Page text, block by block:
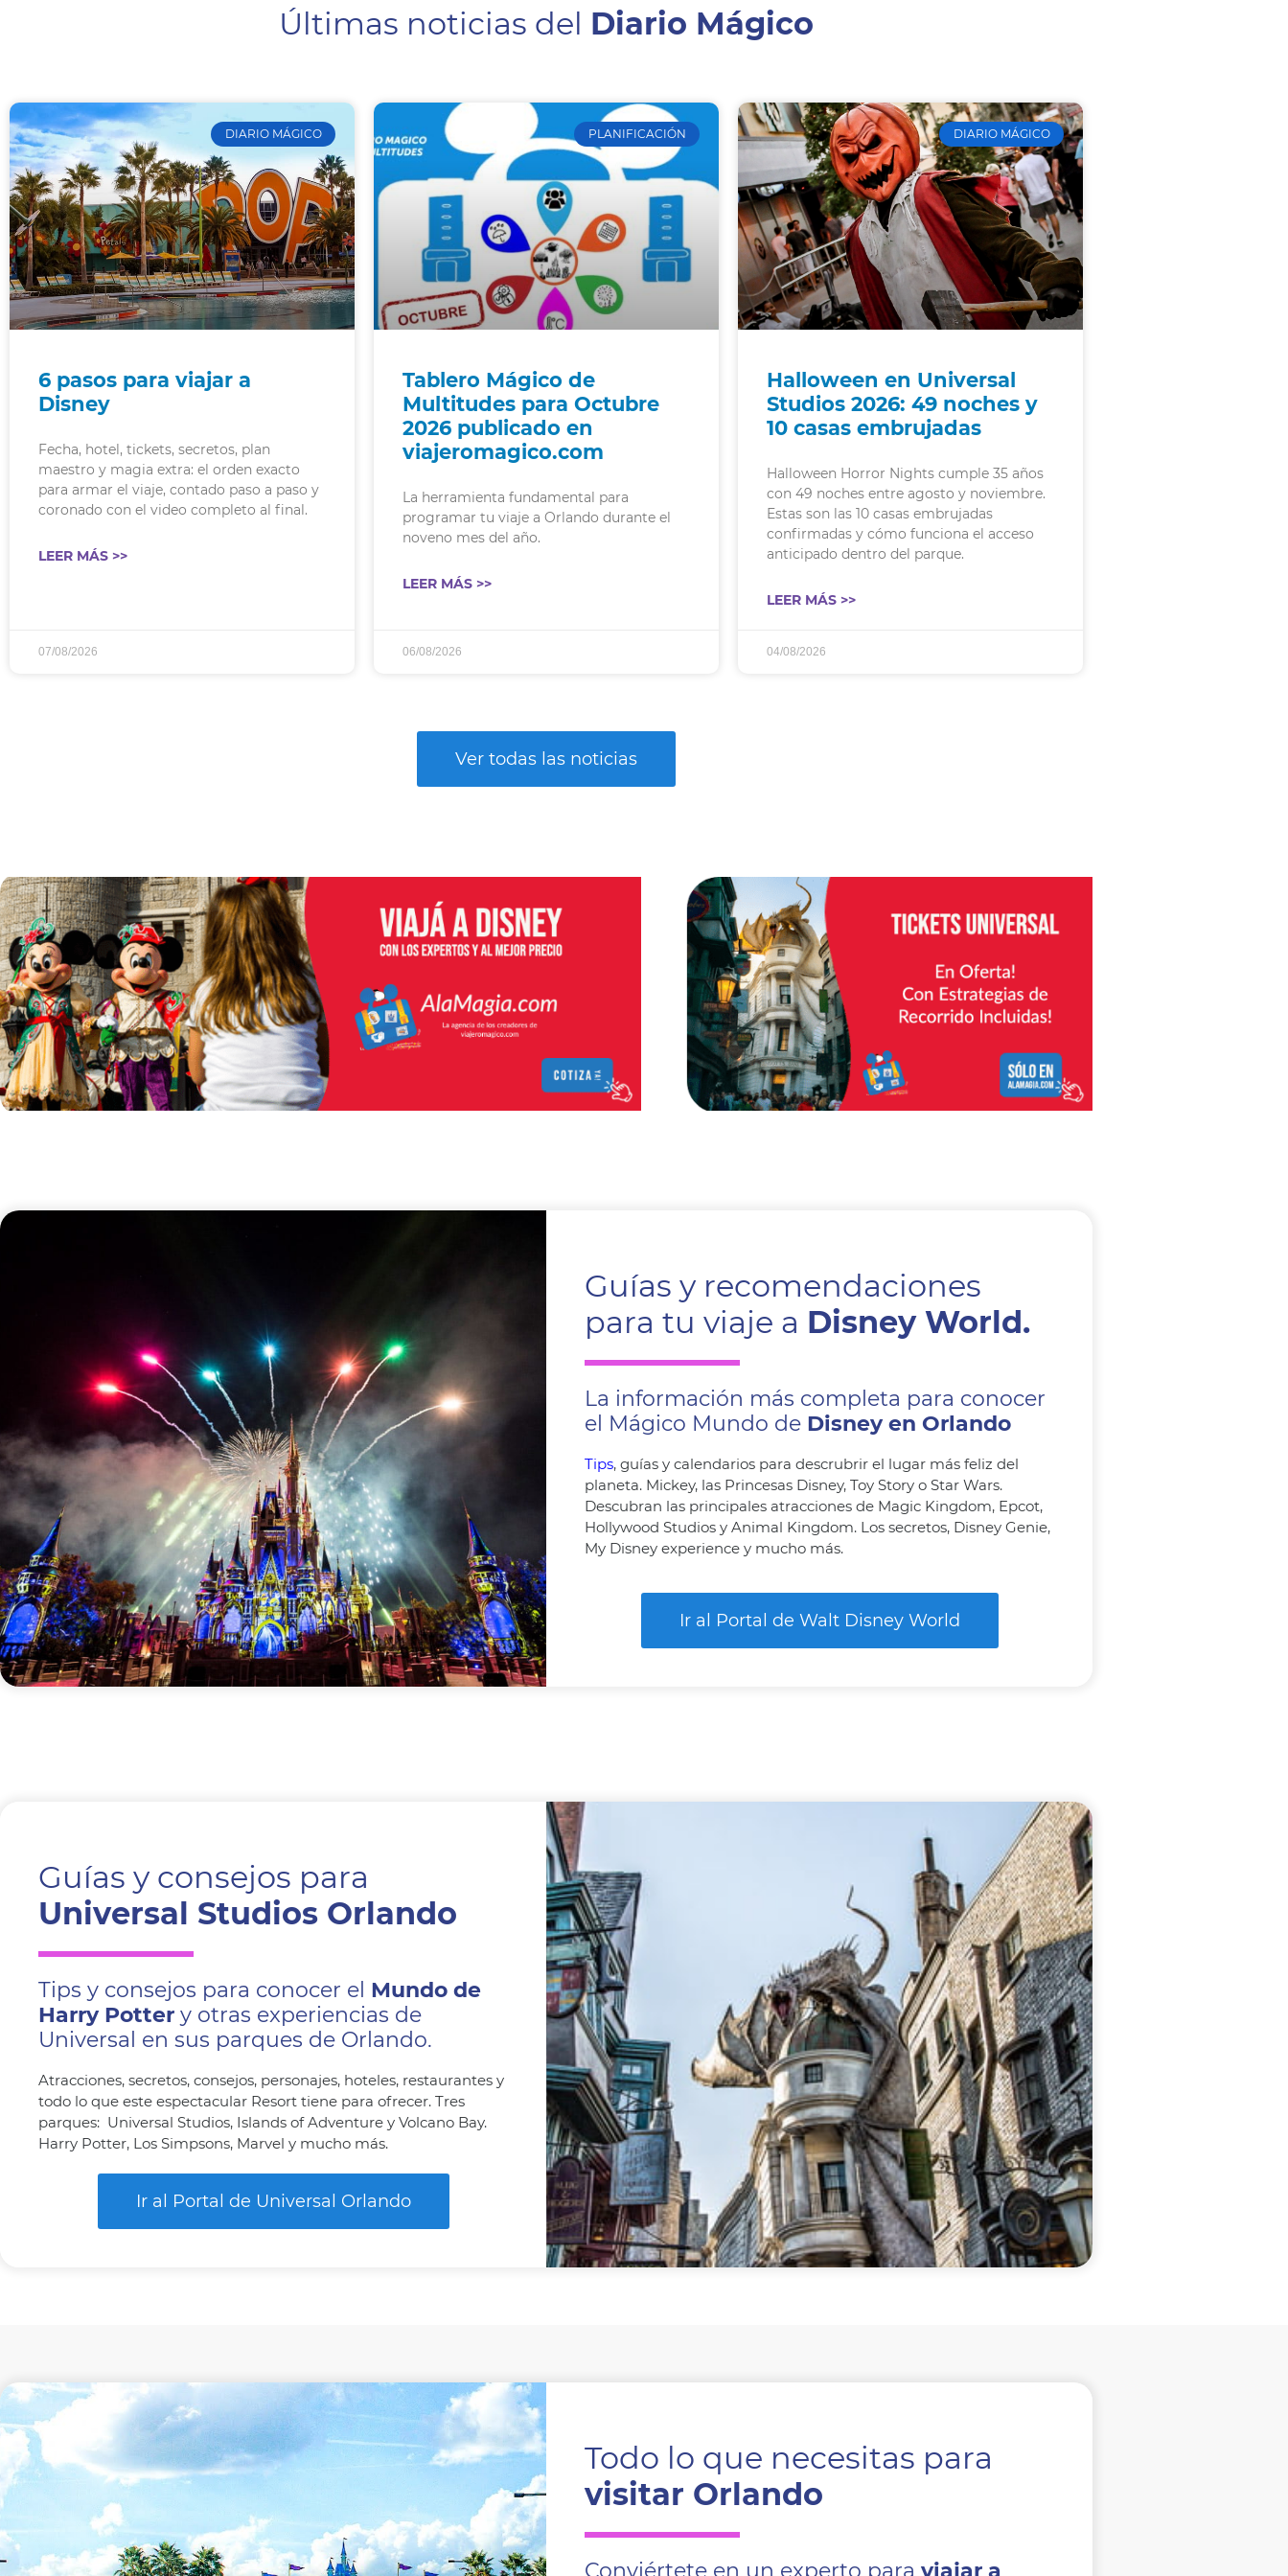
Últimas noticias del Diario Mágico
DIARIO MÁGICO
6 pasos para viajar a
Disney
Fecha, hotel, tickets, secretos, plan
maestro y magia extra: el orden exacto
para armar el viaje, contado paso a paso y
coronado con el video completo al final.
LEER MÁS >>
07/08/2026
PLANIFICACIÓN
Tablero Mágico de
Multitudes para Octubre
2026 publicado en
viajeromagico.com
La herramienta fundamental para
programar tu viaje a Orlando durante el
noveno mes del año.
LEER MÁS >>
06/08/2026
DIARIO MÁGICO
Halloween en Universal
Studios 2026: 49 noches y
10 casas embrujadas
Halloween Horror Nights cumple 35 años
con 49 noches entre agosto y noviembre.
Estas son las 10 casas embrujadas
confirmadas y cómo funciona el acceso
anticipado dentro del parque.
LEER MÁS >>
04/08/2026
Ver todas las noticias
Guías y recomendaciones
para tu viaje a Disney World.
La información más completa para conocer
el Mágico Mundo de Disney en Orlando
Tips, guías y calendarios para descrubrir el lugar más feliz del
planeta. Mickey, las Princesas Disney, Toy Story o Star Wars.
Descubran las principales atracciones de Magic Kingdom, Epcot,
Hollywood Studios y Animal Kingdom. Los secretos, Disney Genie,
My Disney experience y mucho más.
Ir al Portal de Walt Disney World
Guías y consejos para
Universal Studios Orlando
Tips y consejos para conocer el Mundo de
Harry Potter y otras experiencias de
Universal en sus parques de Orlando.
Atracciones, secretos, consejos, personajes, hoteles, restaurantes y
todo lo que este espectacular Resort tiene para ofrecer. Tres
parques: Universal Studios, Islands of Adventure y Volcano Bay.
Harry Potter, Los Simpsons, Marvel y mucho más.
Ir al Portal de Universal Orlando
Todo lo que necesitas para
visitar Orlando
Conviértete en un experto para viajar a
Suscribite a
nuestro
consejos en tu correo con nuestro boletín
quincenal. Además, los suscriptores reciben gratis
estrategias de recorrido para Magic Kingdom y
Epic Universe en formato aplicación web. Las
mismas que usan los viajeros de alamagia.com,
la agencia de viajes de los creadores de